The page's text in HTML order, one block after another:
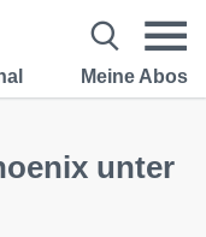
Meine Abos
unter